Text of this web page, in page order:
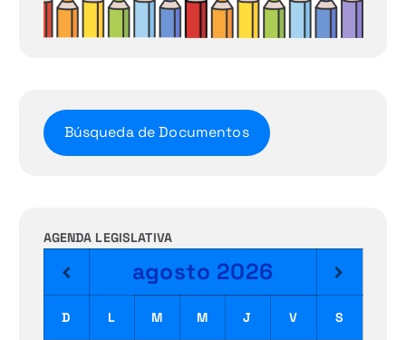
Búsqueda de Documentos
AGENDA LEGISLATIVA
agosto 2026
D L M M J V
S